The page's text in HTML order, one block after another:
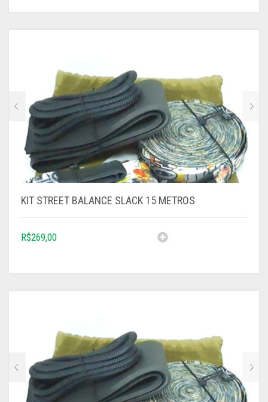
KIT STREET BALANCE SLACK 15 METROS
R$269,00